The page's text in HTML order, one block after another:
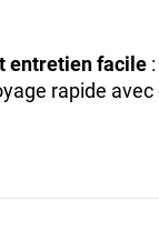
entretien facile
rapide